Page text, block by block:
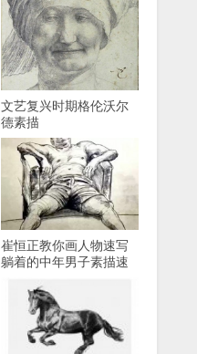
文艺复兴时期格伦沃尔
德素描
崔恒正教你画人物速写
躺着的中年男子素描速